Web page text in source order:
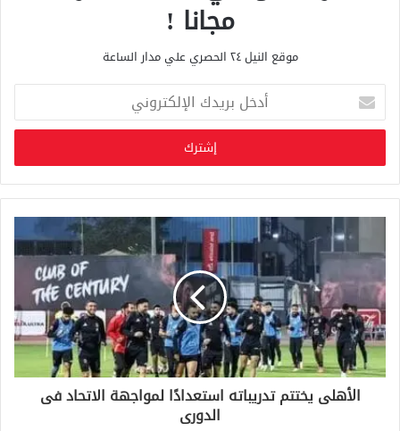
مجانا !
موقع النيل ٢٤ الحصري علي مدار الساعة
خ
ب
ر
ي
ا
ل
إ
ل
ك
ت
ر
الأهلى يختتم تدريباته استعدادًا لمواجهة الاتحاد فى
الدورى